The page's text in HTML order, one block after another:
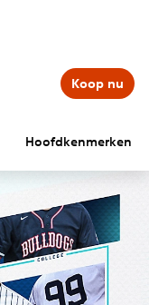
Hoofdkenmerken
Koop nu